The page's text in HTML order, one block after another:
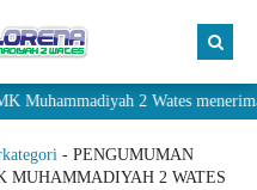
2 Wates menerima
- PENGUMUMAN
MUHAMMADIYAH 2 WATES